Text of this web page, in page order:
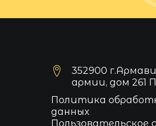
352900
армии, дом 261
Политика
данных
Пользовательское